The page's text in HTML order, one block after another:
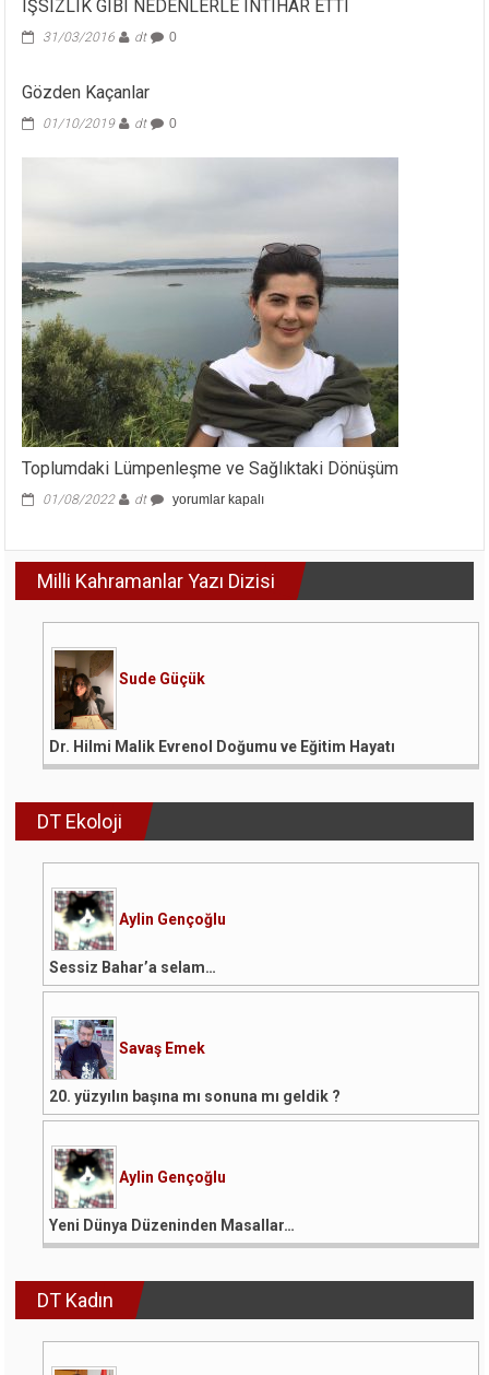
IŞSIZLIK GIBI NEDENLERLE INTIHAR ETTI
31/03/2016 dt 0
Gözden Kaçanlar
01/10/2019 dt 0
Toplumdaki Lümpenleşme ve Sağlıktaki Dönüşüm
01/08/2022 dt
Toplumdaki
Dönüşüm
için
yorumlar kapalı
Milli Kahramanlar Yazı Dizisi
Sude Güçük
Dr. Hilmi Malik Evrenol Doğumu ve Eğitim Hayatı
DT Ekoloji
Aylin Gençoğlu
Sessiz Bahar’a selam…
Savaş Emek
20. yüzyılın başına mı sonuna mı geldik ?
Aylin Gençoğlu
Yeni Dünya Düzeninden Masallar…
DT Kadın